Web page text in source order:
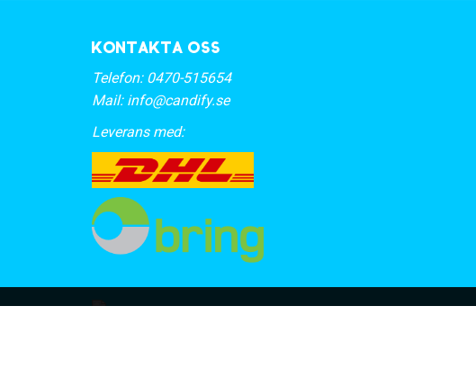
Kontakta oss
Telefon: 0470-515654
Mail: info@candify.se
Leverans med: